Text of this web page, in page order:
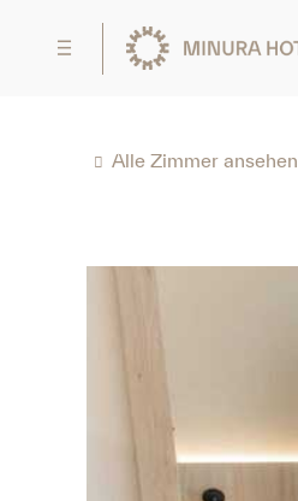
Alle Zimmer ansehen